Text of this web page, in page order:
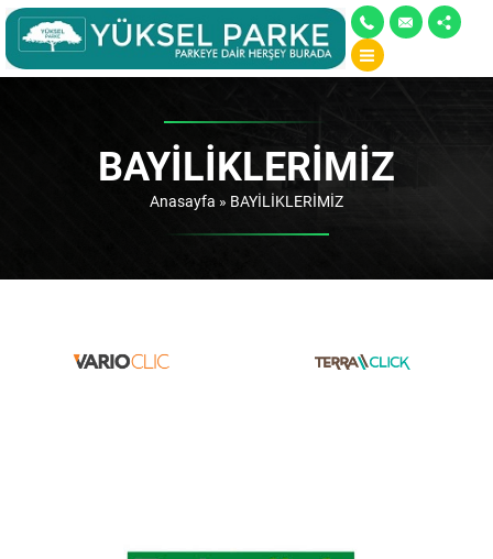
BAYİLİKLERİMİZ
Anasayfa » BAYİLİKLERİMİZ